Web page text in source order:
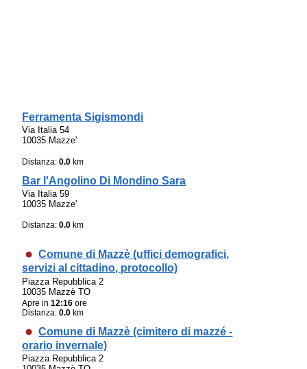
Ferramenta Sigismondi
Via Italia 54
10035 Mazze'
Distanza:0.0 km
Bar l'Angolino Di Mondino Sara
Via Italia 59
10035 Mazze'
Distanza:0.0 km
Comune di Mazzè (uffici demografici,
servizi al cittadino, protocollo)
Piazza Repubblica 2
10035 Mazzè TO
Apre in12:16 ore
Distanza:0.0 km
Comune di Mazzè (cimitero di mazzé -
orario invernale)
Piazza Repubblica 2